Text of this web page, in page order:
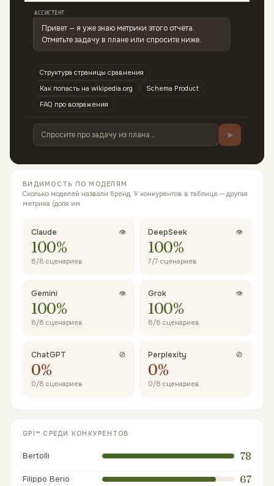
АССИСТЕНТ
Привет — я уже знаю метрики этого отчёта.
Отметьте задачу в плане или спросите ниже.
Структура страницы сравнения
Как попасть на wikipedia.org
Schema Product
FAQ про возражения
➤
ВИДИМОСТЬ ПО МОДЕЛЯМ
Сколько моделей назвали бренд. У конкурентов в таблице — другая
метрика (доля им
Claude 👁
100%
8/8 сценариев
DeepSeek 👁
100%
7/7 сценариев
Gemini 👁
100%
8/8 сценариев
Grok 👁
100%
8/8 сценариев
ChatGPT 🚫
0%
0/8 сценариев
Perplexity 🚫
0%
0/8 сценариев
GPI™ СРЕДИ КОНКУРЕНТОВ
Bertolli 78
Filippo Berio 67